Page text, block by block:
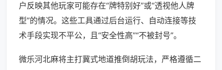
户反映其他玩家可能存在“牌特别好”或“透视他人牌
型”的情况。这些工具通过后台运行、自动连接等技
术手段实现不平公，且“安全性高”“不被封号”。
微乐河北麻将主打冀式地道推倒胡玩法，严格遵循二